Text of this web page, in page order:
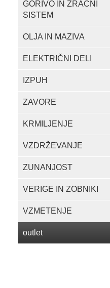
GORIVO IN ZRAČNI
SISTEM
OLJA IN MAZIVA
ELEKTRIČNI DELI
IZPUH
ZAVORE
KRMILJENJE
VZDRŽEVANJE
ZUNANJOST
VERIGE IN ZOBNIKI
VZMETENJE
outlet